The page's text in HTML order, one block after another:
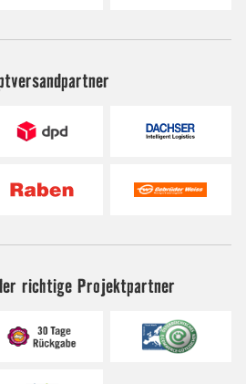
richtige Projektpartner